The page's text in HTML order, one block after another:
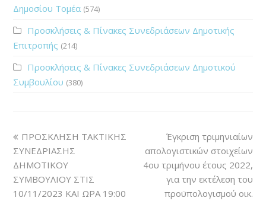
Δημοσίου Τομέα (574)
Προσκλήσεις & Πίνακες Συνεδριάσεων Δημοτικής
Επιτροπής (214)
Προσκλήσεις & Πίνακες Συνεδριάσεων Δημοτικού
Συμβουλίου (380)
ΠΡΟΣΚΛΗΣΗ ΤΑΚΤΙΚΗΣ
ΣΥΝΕΔΡΙΑΣΗΣ
ΔΗΜΟΤΙΚΟΥ
ΣΥΜΒΟΥΛΙΟΥ ΣΤΙΣ
10/11/2023 ΚΑΙ ΩΡΑ 19:00
Έγκριση τριμηνιαίων
απολογιστικών στοιχείων
4ου τριμήνου έτους 2022,
για την εκτέλεση του
προϋπολογισμού οικ.